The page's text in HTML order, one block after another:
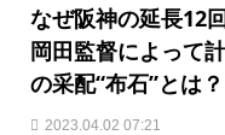
なぜ阪神の延長12
岡田監督によって
の采配“布石”とは？
2023.04.02 07:21